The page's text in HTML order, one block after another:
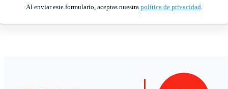
Al enviar este formulario, aceptas nuestra política de privacidad